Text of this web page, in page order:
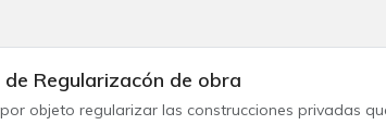
Regularizacón de obra
objeto regularizar las construcciones privadas